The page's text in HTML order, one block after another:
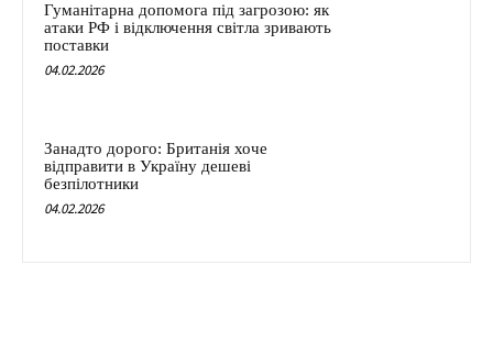
Гуманітарна допомога під загрозою: як
атаки РФ і відключення світла зривають
поставки
04.02.2026
Занадто дорого: Британія хоче
відправити в Україну дешеві
безпілотники
04.02.2026